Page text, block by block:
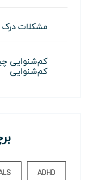
مشکلات درک
کم‌شنوایی
کم‌شنوایی
ADHD